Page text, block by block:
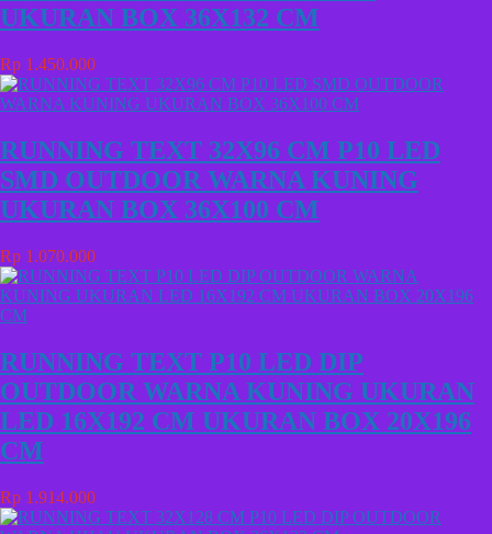
UKURAN BOX 36X132 CM
Rp 1.450.000
RUNNING TEXT 32X96 CM P10 LED
SMD OUTDOOR WARNA KUNING
UKURAN BOX 36X100 CM
Rp 1.070.000
RUNNING TEXT P10 LED DIP
OUTDOOR WARNA KUNING UKURAN
LED 16X192 CM UKURAN BOX 20X196
CM
Rp 1.914.000